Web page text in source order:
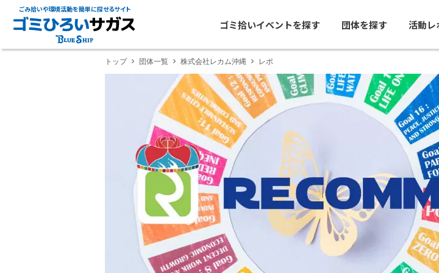
ごみ拾いや環境活動を簡単に探せるサイト
ゴミ拾いイベントを探す 団体を探す 活動レ
トップ 団体一覧 株式会社レカム沖縄 レポ